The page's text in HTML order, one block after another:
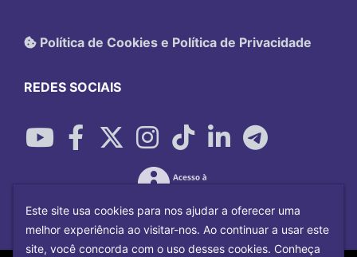
Política de Cookies e Política de Privacidade
REDES SOCIAIS
Este site usa cookies para nos ajudar a oferecer uma
melhor experiência ao visitar-nos. Ao continuar a usar este
site, você concorda com o uso desses cookies. Conheça